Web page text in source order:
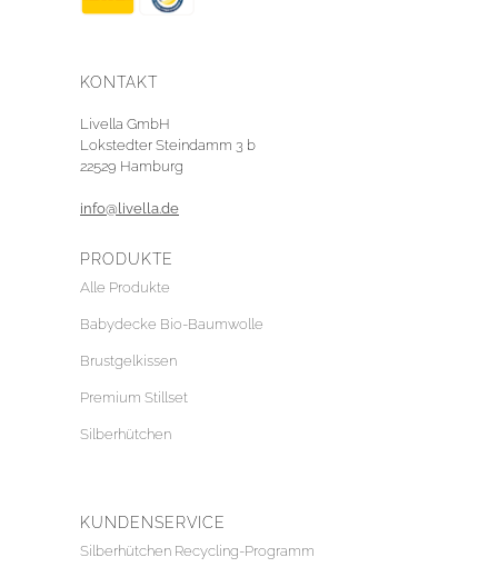
KONTAKT
Livella GmbH
Lokstedter Steindamm 3 b
22529 Hamburg
info@livella.de
PRODUKTE
Alle Produkte
Babydecke Bio-Baumwolle
Brustgelkissen
Premium Stillset
Silberhütchen
KUNDENSERVICE
Silberhütchen Recycling-Programm